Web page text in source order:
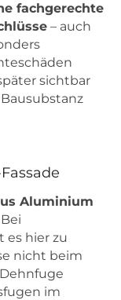
fachgerechte
– auch
sichtbar
Aluminium
Bei
es hier zu
nicht beim
im